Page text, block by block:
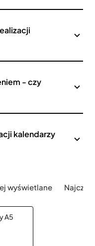
- czy
kalendarzy
wyświetlane
A5